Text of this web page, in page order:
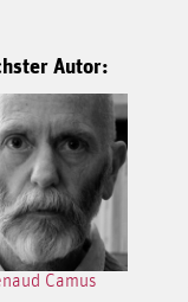
Autor:
Camus